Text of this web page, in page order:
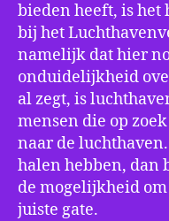
bieden heeft, is het
bij het
namelijk dat hier
onduidelijkheid
al zegt, is
mensen die op
naar de
halen hebben, dan
de mogelijkheid
juiste gate.